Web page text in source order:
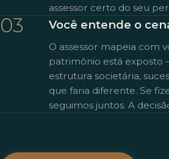
assessor certo do seu
03 Você entende o
O assessor mapeia com
patrimônio está exposto
estrutura societária,
que faria diferente. Se
seguimos juntos. A